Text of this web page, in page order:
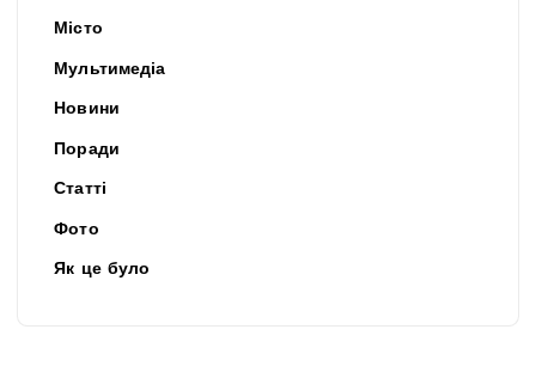
Місто
Мультимедіа
Новини
Поради
Статті
Фото
Як це було